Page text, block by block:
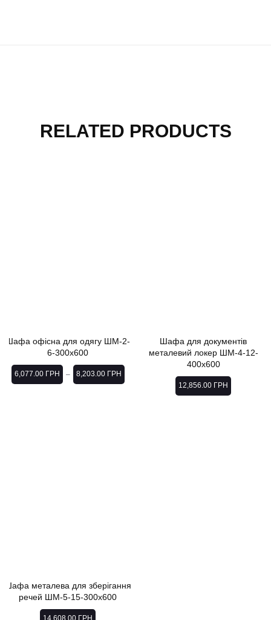
RELATED PRODUCTS
Шафа офісна для одягу ШМ-2-
6-300х600
6,077.00 ГРН – 8,203.00 ГРН
Шафа для документів
металевий локер ШМ-4-12-
400х600
12,856.00 ГРН
Шафа металева для зберігання
речей ШМ-5-15-300х600